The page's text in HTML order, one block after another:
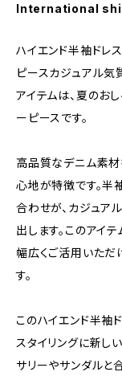
International
ハイエンド半袖ドレ
ピースカジュアル気
アイテムは、夏のお
ーピースです。
高品質なデニム素材
心地が特徴です。半
合わせが、カジュア
出します。このアイ
幅広くご活用いただ
す。
このハイエンド半袖
スタイリングに新し
サリーやサンダルと